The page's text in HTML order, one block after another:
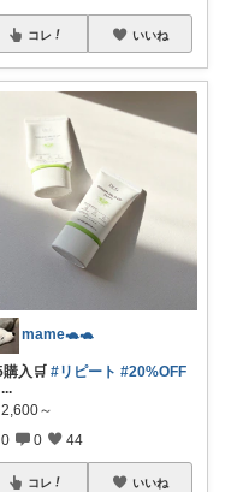
コレ いいね
mame🐢🐢
購入🛒 #リピート #20%OFF
...
2,600～
0 0 44
コレ いいね